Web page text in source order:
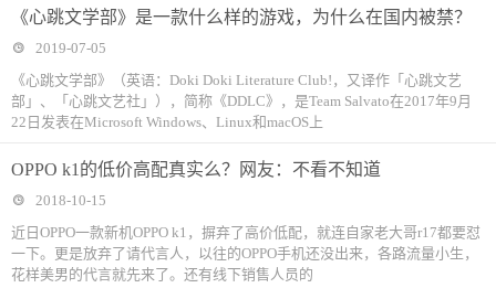
《心跳文学部》是一款什么样的游戏，为什么在国内被禁？
2019-07-05
《心跳文学部》（英语：Doki Doki Literature Club!，又译作「心跳文艺
部」、「心跳文艺社」），简称《DDLC》，是Team Salvato在2017年9月
22日发表在Microsoft Windows、Linux和macOS上
OPPO k1的低价高配真实么？网友：不看不知道
2018-10-15
近日OPPO一款新机OPPO k1，摒弃了高价低配，就连自家老大哥r17都要怼
一下。更是放弃了请代言人，以往的OPPO手机还没出来，各路流量小生，
花样美男的代言就先来了。还有线下销售人员的